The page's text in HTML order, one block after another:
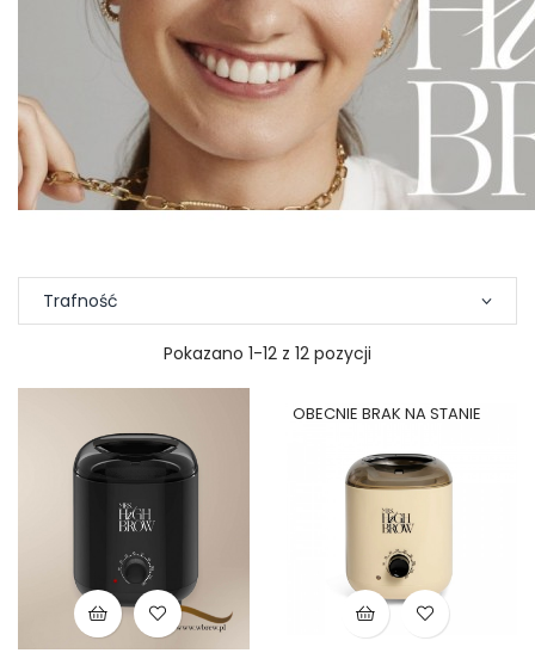
Trafność
Pokazano 1-12 z 12 pozycji
OBECNIE BRAK NA STANIE